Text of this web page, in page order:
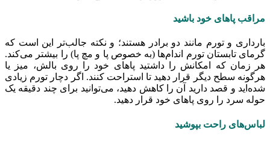
مراقب پاهای خود باشید
بارداری و تورم مانند دو برادر هستند؛ و نکته جالب‌تر این است که
گرمای تابستان تورم اندام‌ها (به خصوص پا و مچ پا) را بیشتر می‌کند.
هر زمان که امکانش را داشتید پاهای خود را روی بالش، میز یا
هرگونه سطح دیگر قرار دهید تا استراحت کنند. اگر دچار تورم زیادی
شده‌اید و قصد دارید آن را کاهش دهید، می‌توانید برای چند دقیقه یک
حوله سرد را روی پاهای خود قرار دهید.
لباس‌های راحت بپوشید